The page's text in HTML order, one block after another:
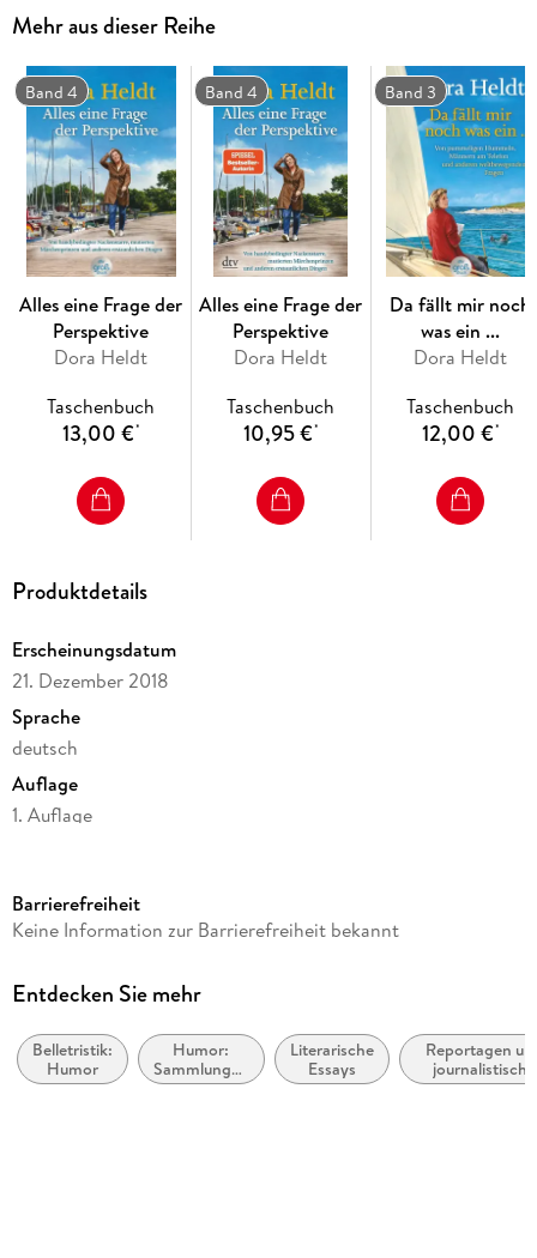
undurchsichtigen Alltagsdschungel - den sie mit Witz und
Charme auf unverwechselbare Weise kommentiert. Es stellen
sich essenzielle Fragen: nach dem kulinarischen Stellenwert
von Käsebroten, dem überraschenden Verschwinden von
Sehhilfen und dem richtigen Umgang mit Männern am
Telefon. Doch das ist nur der Anfang: Denn auch die guten
Neujahrsvorsätze, das Singledasein (im Speziellen und im
Allgemeinen), die Bedeutung der Farbe »Puderrosé« und
andere wichtige Dinge müssen natürlich unbedingt
besprochen werden.
Mehr aus dieser Reihe
Band 4
Alles eine Frage der
Perspektive
Dora Heldt
Taschenbuch
13,00 €*
Band 4
Alles eine Frage der
Perspektive
Dora Heldt
Taschenbuch
10,95 €*
Band 3
Da fällt mir noch
was ein ...
Dora Heldt
Taschenbuch
12,00 €*
Produktdetails
Erscheinungsdatum
21. Dezember 2018
Sprache
deutsch
Auflage
1. Auflage
Reihe
Autor/Autorin
Verlag/Hersteller
dtv Verlagsgesellschaft
Barrierefreiheit
Keine Information zur Barrierefreiheit bekannt
Entdecken Sie mehr
Belletristik:
Humor
Humor:
Sammlungen
und
Literarische
Essays
Reportagen
journalistische